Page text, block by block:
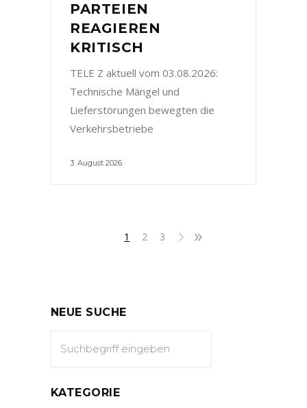
PARTEIEN
REAGIEREN
KRITISCH
TELE Z aktuell vom 03.08.2026:
Technische Mängel und
Lieferstörungen bewegten die
Verkehrsbetriebe
3. August 2026
1 2 3
NEUE SUCHE
KATEGORIE